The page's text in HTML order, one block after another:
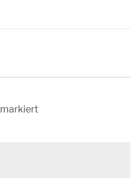
markiert